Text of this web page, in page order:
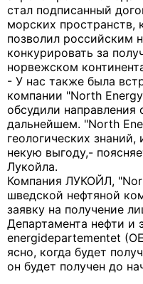
стал подписанный
морских пространств,
позволил российским
конкурировать за
норвежском
- У нас также была
компании "North
обсудили
дальнейшем. "North
геологических
некую выгоду,-
Лукойла.
Компания ЛУКОЙЛ,
шведской нефтяной
заявку на получение
Департамента нефти и
energidepartementet
ясно, когда будет
он будет получен до